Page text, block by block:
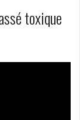
toxique